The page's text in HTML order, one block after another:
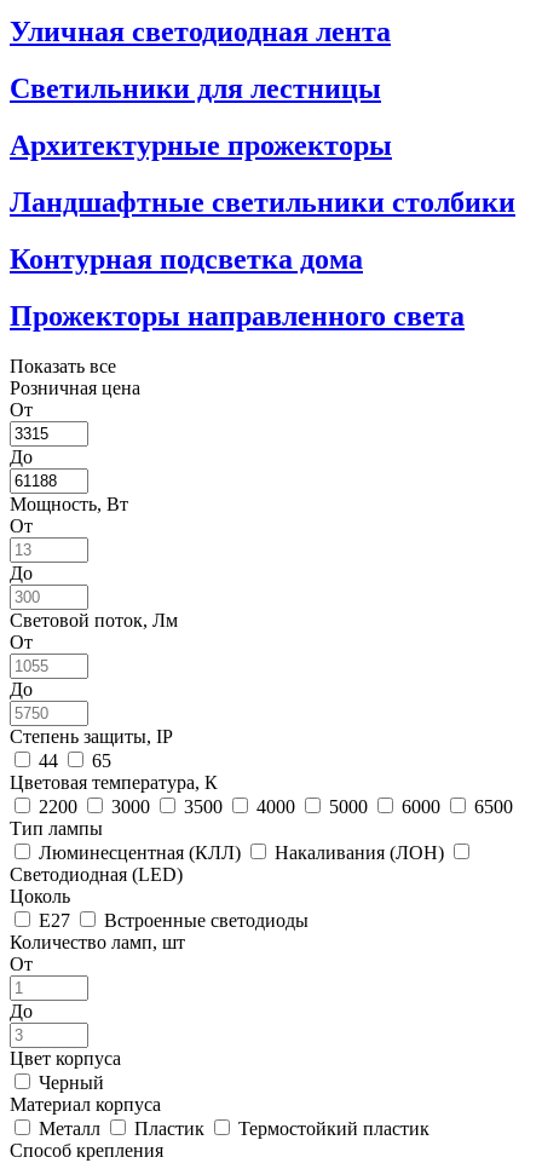
Уличная светодиодная лента
Светильники для лестницы
Архитектурные прожекторы
Ландшафтные светильники столбики
Контурная подсветка дома
Прожекторы направленного света
Показать все
Розничная цена
От
До
Мощность, Вт
От
До
Световой поток, Лм
От
До
Степень защиты, IP
44
65
Цветовая температура, К
2200
3000 3500 4000 5000 6000
6500
Тип лампы
Люминесцентная (КЛЛ)
Накаливания (ЛОН)
Светодиодная (LED)
Цоколь
E27
Встроенные светодиоды
Количество ламп, шт
От
До
Цвет корпуса
Черный
Материал корпуса
Металл
Пластик
Термостойкий пластик
Способ крепления